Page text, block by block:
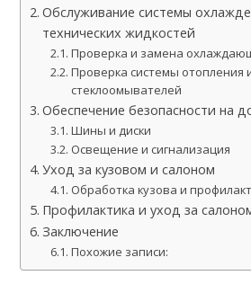
Обслуживание системы
технических жидкостей
Проверка и замена
Проверка системы отопления
стеклоомывателей
Обеспечение безопасности на
Шины и диски
Освещение и сигнализация
Уход за кузовом и салоном
Обработка кузова и
Профилактика и уход за
Заключение
Похожие записи: